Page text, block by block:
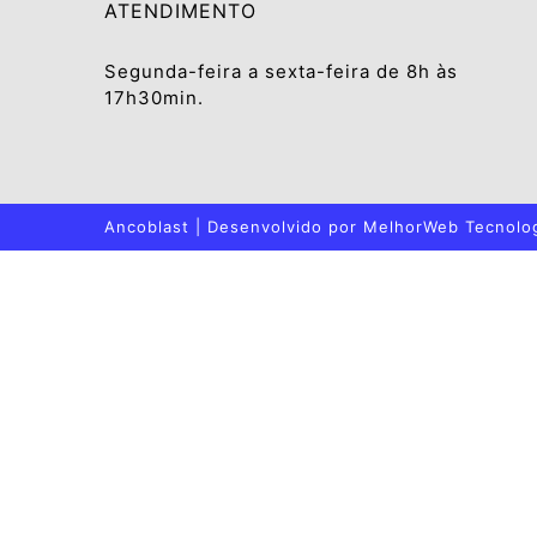
ATENDIMENTO
Segunda-feira a sexta-feira de 8h às
17h30min.
Ancoblast | Desenvolvido por MelhorWeb